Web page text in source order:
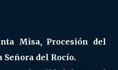
Misa, Procesión del
Señora del Rocío.